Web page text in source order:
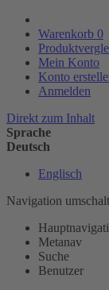
Warenkorb 0
Mein Konto
Konto
Anmelden
Direkt zum Inhalt
Sprache
Deutsch
Englisch
Navigation
Metanav
Suche
Benutzer